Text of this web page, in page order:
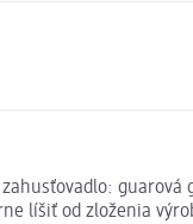
líšiť od zloženia